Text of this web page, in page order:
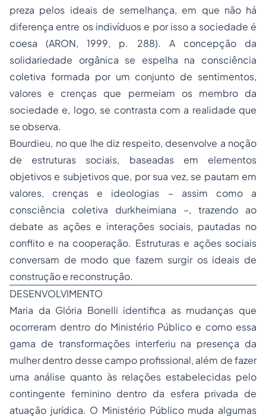
preza pelos ideais de semelhança, em que não há
diferença entre os indivíduos e por isso a sociedade é
coesa (ARON, 1999, p. 288). A concepção da
solidariedade orgânica se espelha na consciência
coletiva formada por um conjunto de sentimentos,
valores e crenças que permeiam os membro da
sociedade e, logo, se contrasta com a realidade que
se observa.
Bourdieu, no que lhe diz respeito, desenvolve a noção
de estruturas sociais, baseadas em elementos
objetivos e subjetivos que, por sua vez, se pautam em
valores, crenças e ideologias – assim como a
consciência coletiva durkheimiana –, trazendo ao
debate as ações e interações sociais, pautadas no
conflito e na cooperação. Estruturas e ações sociais
conversam de modo que fazem surgir os ideais de
construção e reconstrução.
DESENVOLVIMENTO
Maria da Glória Bonelli identifica as mudanças que
ocorreram dentro do Ministério Público e como essa
gama de transformações interferiu na presença da
mulher dentro desse campo profissional, além de fazer
uma análise quanto às relações estabelecidas pelo
contingente feminino dentro da esfera privada de
atuação jurídica. O Ministério Público muda algumas